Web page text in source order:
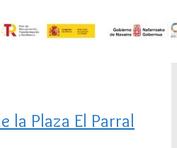
la Plaza El Parral